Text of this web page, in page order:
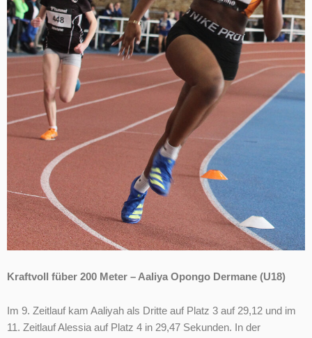
Kraftvoll füber 200 Meter – Aaliya Opongo Dermane (U18)
Im 9. Zeitlauf kam Aaliyah als Dritte auf Platz 3 auf 29,12 und im
11. Zeitlauf Alessia auf Platz 4 in 29,47 Sekunden. In der